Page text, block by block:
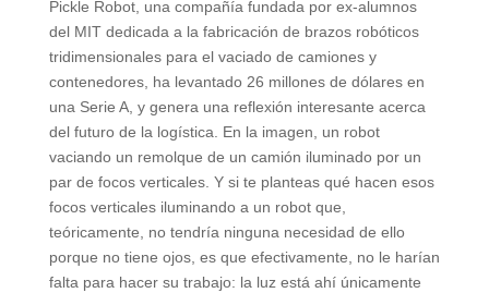
Pickle Robot, una compañía fundada por ex-alumnos
del MIT dedicada a la fabricación de brazos robóticos
tridimensionales para el vaciado de camiones y
contenedores, ha levantado 26 millones de dólares en
una Serie A, y genera una reflexión interesante acerca
del futuro de la logística. En la imagen, un robot
vaciando un remolque de un camión iluminado por un
par de focos verticales. Y si te planteas qué hacen esos
focos verticales iluminando a un robot que,
teóricamente, no tendría ninguna necesidad de ello
porque no tiene ojos, es que efectivamente, no le harían
falta para hacer su trabajo: la luz está ahí únicamente